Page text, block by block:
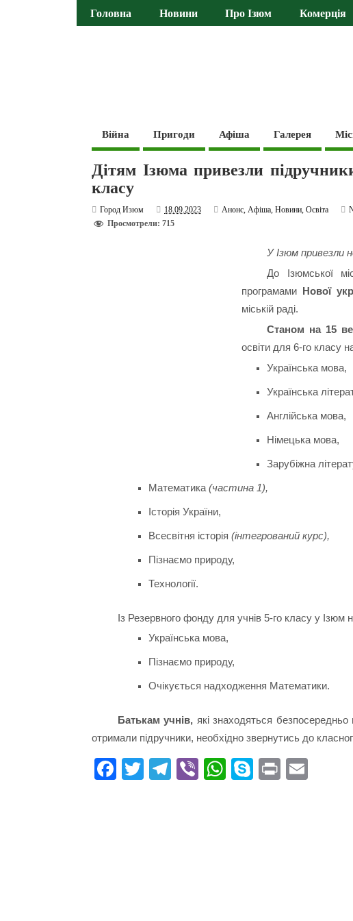
Головна Новини Про Ізюм Комерція
Війна Пригоди Афіша Галерея
Дітям Ізюма привезли
класу
Город Изюм 18.09.2023 Анонс,Афіша,Новини,Освіта
Просмотрели: 715
У Ізюм привезли
До Ізюмської
програмами Нової
міській раді.
Станом на 15
освіти для 6-го класу
Українська мова,
Українська
Англійська мова,
Німецька мова,
Зарубіжна
Математика (частина 1),
Історія України,
Всесвітня історія (інтегрований курс),
Пізнаємо природу,
Технології.
Із Резервного фонду для учнів 5-го класу у Ізюм
Українська мова,
Пізнаємо природу,
Очікується надходження Математики.
Батькам учнів, які знаходяться безпосередньо
отримали підручники, необхідно звернутись до
Fa T
Te Vi
W
S
Pr